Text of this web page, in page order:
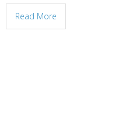
Read More